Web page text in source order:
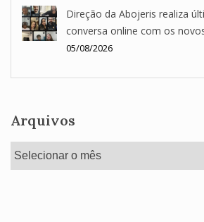
Direção da Abojeris realiza
conversa online com os
05/08/2026
Arquivos
Arquivos